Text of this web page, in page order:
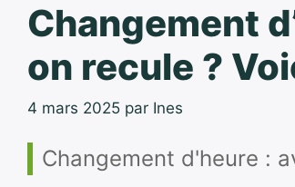
Changement
on recule ?
4 mars 2025 par Ines
Changement d'heure :